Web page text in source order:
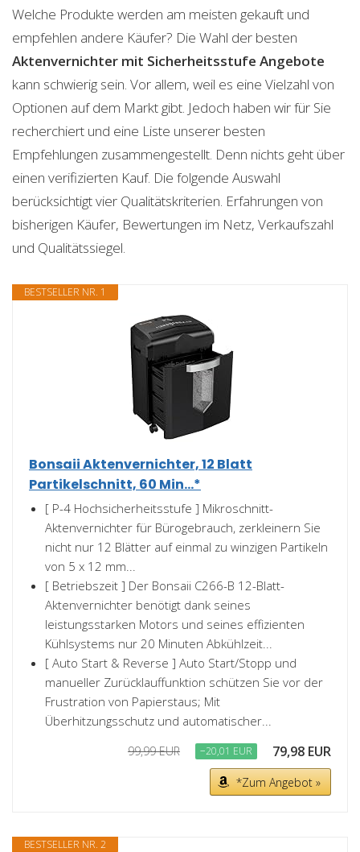
Welche Produkte werden am meisten gekauft und
empfehlen andere Käufer? Die Wahl der besten
Aktenvernichter mit Sicherheitsstufe Angebote
kann schwierig sein. Vor allem, weil es eine Vielzahl von
Optionen auf dem Markt gibt. Jedoch haben wir für Sie
recherchiert und eine Liste unserer besten
Empfehlungen zusammengestellt. Denn nichts geht über
einen verifizierten Kauf. Die folgende Auswahl
berücksichtigt vier Qualitätskriterien. Erfahrungen von
bisherigen Käufer, Bewertungen im Netz, Verkaufszahl
und Qualitätssiegel.
BESTSELLER NR. 1
Bonsaii Aktenvernichter, 12 Blatt
Partikelschnitt, 60 Min...*
[ P-4 Hochsicherheitsstufe ] Mikroschnitt-
Aktenvernichter für Bürogebrauch, zerkleinern Sie
nicht nur 12 Blätter auf einmal zu winzigen Partikeln
von 5 x 12 mm...
[ Betriebszeit ] Der Bonsaii C266-B 12-Blatt-
Aktenvernichter benötigt dank seines
leistungsstarken Motors und seines effizienten
Kühlsystems nur 20 Minuten Abkühlzeit...
[ Auto Start & Reverse ] Auto Start/Stopp und
manueller Zurücklauffunktion schützen Sie vor der
Frustration von Papierstaus; Mit
Überhitzungsschutz und automatischer...
99,99 EUR −20,01 EUR 79,98 EUR
*Zum Angebot »
BESTSELLER NR. 2